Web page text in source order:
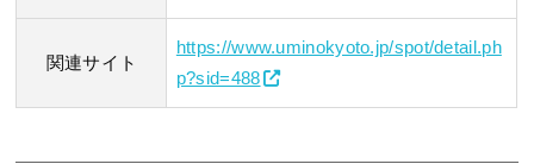
関連サイト
https://www.uminokyoto.jp/spot/detail.ph
p?sid=488